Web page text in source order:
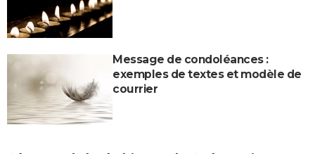
Message de condoléances :
exemples de textes et modèle de
courrier